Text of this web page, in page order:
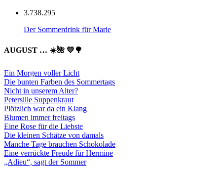
3.738.295
Der Sommerdrink für Marie
AUGUST … ☀️🌺 💛🌳
Ein Morgen voller Licht
Die bunten Farben des Sommertags
Nicht in unserem Alter?
Petersilie Suppenkraut
Plötzlich war da ein Klang
Blumen immer freitags
Eine Rose für die Liebste
Die kleinen Schätze von damals
Manche Tage brauchen Schokolade
Eine verrückte Freude für Hermine
„Adieu“, sagt der Sommer